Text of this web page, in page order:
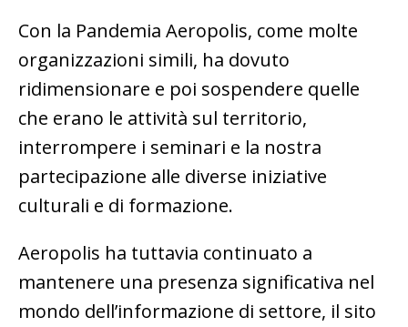
Con la Pandemia Aeropolis, come molte
organizzazioni simili, ha dovuto
ridimensionare e poi sospendere quelle
che erano le attività sul territorio,
interrompere i seminari e la nostra
partecipazione alle diverse iniziative
culturali e di formazione.
Aeropolis ha tuttavia continuato a
mantenere una presenza significativa nel
mondo dell’informazione di settore, il sito